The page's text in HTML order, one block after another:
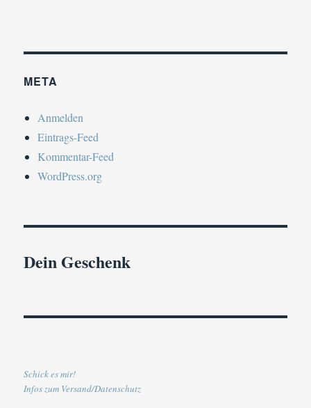
META
Anmelden
Eintrags-Feed
Kommentar-Feed
WordPress.org
Dein Geschenk
Schick es mir!
Infos zum Versand/Datenschutz